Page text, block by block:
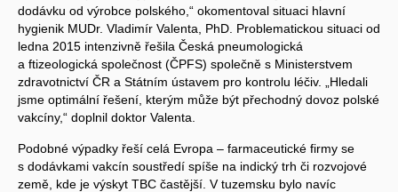
dodávku od výrobce polského,“ okomentoval situaci hlavní
hygienik MUDr. Vladimír Valenta, PhD. Problematickou situaci od
ledna 2015 intenzivně řešila Česká pneumologická
a ftizeologická společnost (ČPFS) společně s Ministerstvem
zdravotnictví ČR a Státním ústavem pro kontrolu léčiv. „Hledali
jsme optimální řešení, kterým může být přechodný dovoz polské
vakcíny,“ doplnil doktor Valenta.
Podobné výpadky řeší celá Evropa – farmaceutické firmy se
s dodávkami vakcín soustředí spíše na indický trh či rozvojové
země, kde je výskyt TBC častější. V tuzemsku bylo navíc